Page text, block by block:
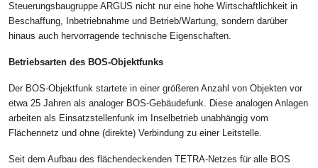
Steuerungsbaugruppe ARGUS nicht nur eine hohe Wirtschaftlichkeit in
Beschaffung, Inbetriebnahme und Betrieb/Wartung, sondern darüber
hinaus auch hervorragende technische Eigenschaften.
Betriebsarten des BOS-Objektfunks
Der BOS-Objektfunk startete in einer größeren Anzahl von Objekten vor
etwa 25 Jahren als analoger BOS-Gebäudefunk. Diese analogen Anlagen
arbeiten als Einsatzstellenfunk im Inselbetrieb unabhängig vom
Flächennetz und ohne (direkte) Verbindung zu einer Leitstelle.
Seit dem Aufbau des flächendeckenden TETRA-Netzes für alle BOS